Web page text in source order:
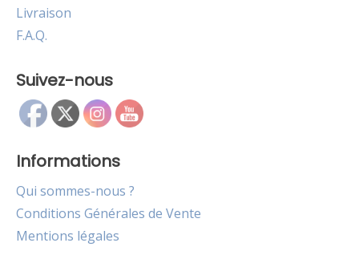
Livraison
F.A.Q.
Suivez-nous
Informations
Qui sommes-nous ?
Conditions Générales de Vente
Mentions légales